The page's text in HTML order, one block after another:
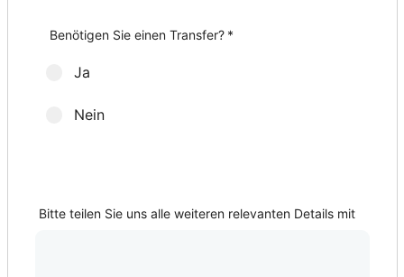
Wie viele Golfschläger-Sets möchten Sie?
Herren-Sets *
Damen-Sets *
Weitere Zusatzleistungen
Benötigen Sie einen Transfer? *
Ja
Nein
Bitte teilen Sie uns alle weiteren relevanten Details mit